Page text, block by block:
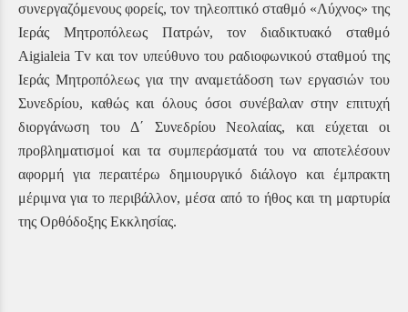
συνεργαζόμενους φορείς, τον τηλεοπτικό σταθμό «Λύχνος» της
Ιεράς Μητροπόλεως Πατρών, τον διαδικτυακό σταθμό
Aigialeia Tv και τον υπεύθυνο του ραδιοφωνικού σταθμού της
Ιεράς Μητροπόλεως για την αναμετάδοση των εργασιών του
Συνεδρίου, καθώς και όλους όσοι συνέβαλαν στην επιτυχή
διοργάνωση του Δ΄ Συνεδρίου Νεολαίας, και εύχεται οι
προβληματισμοί και τα συμπεράσματά του να αποτελέσουν
αφορμή για περαιτέρω δημιουργικό διάλογο και έμπρακτη
μέριμνα για το περιβάλλον, μέσα από το ήθος και τη μαρτυρία
της Ορθόδοξης Εκκλησίας.